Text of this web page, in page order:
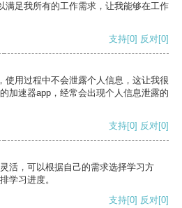
满足我所有的工作需求，让我能够在工作
支持[0] 反对[0]
使用过程中不会泄露个人信息，这让我很
加速器app，经常会出现个人信息泄露的
支持[0] 反对[0]
活，可以根据自己的需求选择学习方
学习进度。
支持[0] 反对[0]